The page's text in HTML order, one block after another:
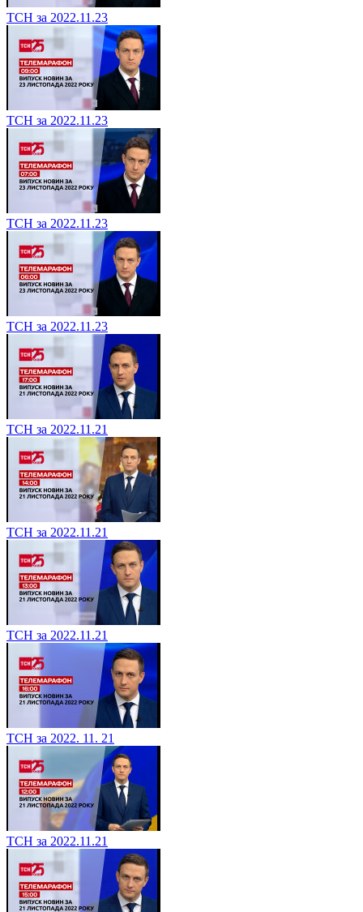
ТСН за 2022.11.23
ТСН за 2022.11.23
ТСН за 2022.11.23
ТСН за 2022.11.23
ТСН за 2022.11.21
ТСН за 2022.11.21
ТСН за 2022.11.21
ТСН за 2022. 11. 21
ТСН за 2022.11.21